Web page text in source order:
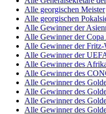
Alle georgischen Meister
Alle georgischen
Alle Gewinner der
Alle Gewinner der Copa
Alle Gewinner der
Alle Gewinner der
Alle Gewinner des
Alle Gewinner des
Alle Gewinner des
Alle Gewinner des
Alle Gewinner des
Alle Gewinner des